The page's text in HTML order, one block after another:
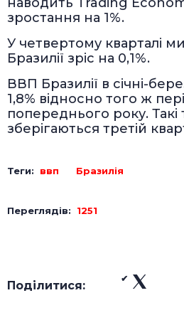
зростання на 1%.
У четвертому кварталі
Бразилії зріс на 0,1%.
ВВП Бразилії в січні-
1,8% відносно того ж
попереднього року.
зберігаються третій
Теги: ввп Бразилія
Переглядів: 1251
Поділитися: